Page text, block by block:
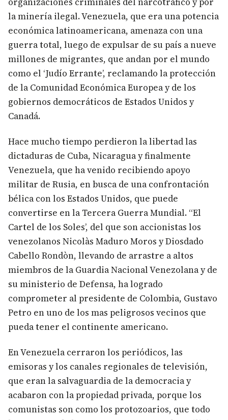
la minería ilegal. Venezuela, que era una potencia
económica latinoamericana, amenaza con una
guerra total, luego de expulsar de su país a nueve
millones de migrantes, que andan por el mundo
como el ‘Judío Errante’, reclamando la protección
de la Comunidad Económica Europea y de los
gobiernos democráticos de Estados Unidos y
Canadá.
Hace mucho tiempo perdieron la libertad las
dictaduras de Cuba, Nicaragua y finalmente
Venezuela, que ha venido recibiendo apoyo
militar de Rusia, en busca de una confrontación
bélica con los Estados Unidos, que puede
convertirse en la Tercera Guerra Mundial. “El
Cartel de los Soles’, del que son accionistas los
venezolanos Nicolàs Maduro Moros y Diosdado
Cabello Rondòn, llevando de arrastre a altos
miembros de la Guardia Nacional Venezolana y de
su ministerio de Defensa, ha logrado
comprometer al presidente de Colombia, Gustavo
Petro en uno de los mas peligrosos vecinos que
pueda tener el continente americano.
En Venezuela cerraron los periódicos, las
emisoras y los canales regionales de televisión,
que eran la salvaguardia de la democracia y
acabaron con la propiedad privada, porque los
comunistas son como los protozoarios, que todo